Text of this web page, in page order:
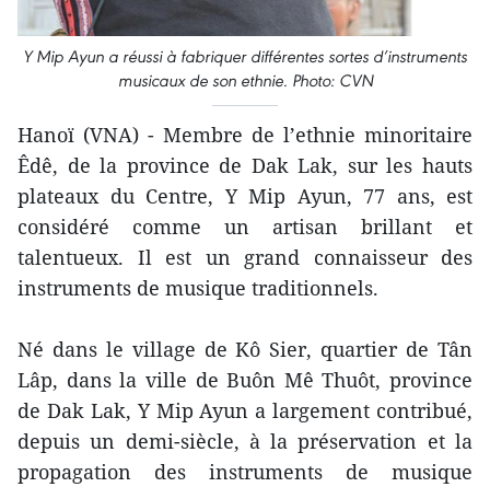
Y Mip Ayun a réussi à fabriquer différentes sortes d’instruments
musicaux de son ethnie. Photo: CVN
Hanoï (VNA) - Membre de l’ethnie minoritaire
Êdê, de la province de Dak Lak, sur les hauts
plateaux du Centre, Y Mip Ayun, 77 ans, est
considéré comme un artisan brillant et
talentueux. Il est un grand connaisseur des
instruments de musique traditionnels.
Né dans le village de Kô Sier, quartier de Tân
Lâp, dans la ville de Buôn Mê Thuôt, province
de Dak Lak, Y Mip Ayun a largement contribué,
depuis un demi-siècle, à la préservation et la
propagation des instruments de musique